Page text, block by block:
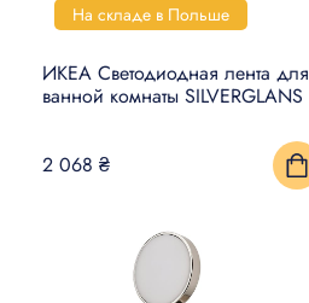
На складе в Польше
ИКЕА Светодиодная лента для
ванной комнаты SILVERGLANS
2 068 ₴